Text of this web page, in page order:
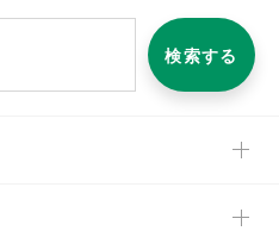
検索する